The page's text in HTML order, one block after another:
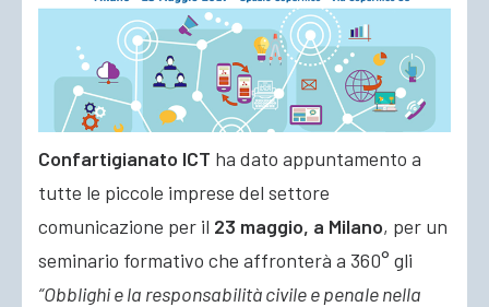
Confartigianato ICT ha dato appuntamento a
tutte le piccole imprese del settore
comunicazione per il 23 maggio, a Milano, per un
seminario formativo che affronterà a 360° gli
“Obblighi e la responsabilità civile e penale nella